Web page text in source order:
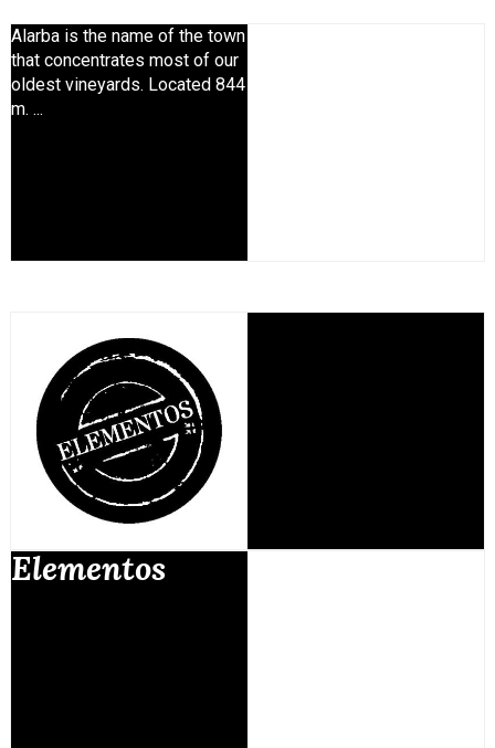
Alarba is the name of the town
that concentrates most of our
oldest vineyards. Located 844
m. ...
Elementos